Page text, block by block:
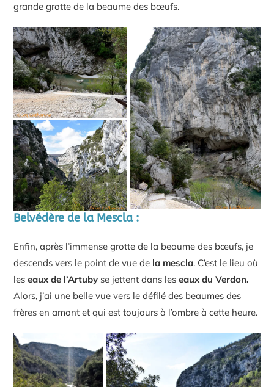
grande grotte de la beaume des bœufs.
Belvédère de la Mescla :
Enfin, après l’immense grotte de la beaume des bœufs, je
descends vers le point de vue de la mescla. C’est le lieu où
leseaux de l’Artuby se jettent dans leseaux du Verdon.
Alors, j’ai une belle vue vers le défilé des beaumes des
frères en amont et qui est toujours à l’ombre à cette heure.